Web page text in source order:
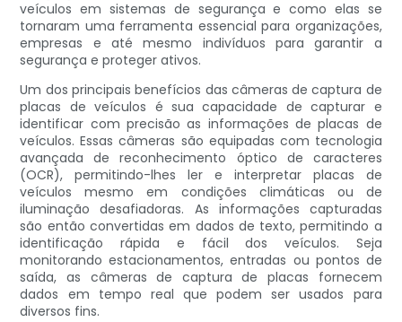
veículos em sistemas de segurança e como elas se
tornaram uma ferramenta essencial para organizações,
empresas e até mesmo indivíduos para garantir a
segurança e proteger ativos.
Um dos principais benefícios das câmeras de captura de
placas de veículos é sua capacidade de capturar e
identificar com precisão as informações de placas de
veículos. Essas câmeras são equipadas com tecnologia
avançada de reconhecimento óptico de caracteres
(OCR), permitindo-lhes ler e interpretar placas de
veículos mesmo em condições climáticas ou de
iluminação desafiadoras. As informações capturadas
são então convertidas em dados de texto, permitindo a
identificação rápida e fácil dos veículos. Seja
monitorando estacionamentos, entradas ou pontos de
saída, as câmeras de captura de placas fornecem
dados em tempo real que podem ser usados ​​para
diversos fins.